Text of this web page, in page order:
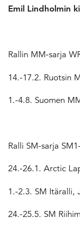
Emil Lindholmin
Rallin MM-sarja
14.-17.2. Ruotsin
1.-4.8. Suomen
Ralli SM-sarja
24.-26.1. Arctic
1.-2.3. SM Itäralli,
24.-25.5. SM